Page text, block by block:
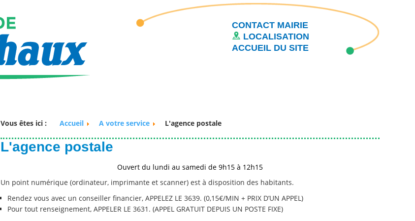
CONTACT MAIRIE
LOCALISATION
ACCUEIL DU SITE
Vous êtes ici : Accueil A votre service L'agence postale
L'agence postale
Ouvert du lundi au samedi de 9h15 à 12h15
Un point numérique (ordinateur, imprimante et scanner) est à disposition des habitants.
Rendez vous avec un conseiller financier, APPELEZ LE 3639. (0,15€/MIN + PRIX D’UN APPEL)
Pour tout renseignement, APPELER LE 3631. (APPEL GRATUIT DEPUIS UN POSTE FIXE)